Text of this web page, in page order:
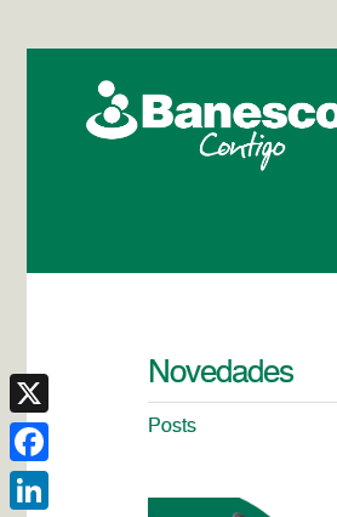
Novedades
Posts
X
Facebook